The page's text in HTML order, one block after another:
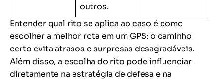
outros.
Entender qual rito se aplica ao caso é como
escolher a melhor rota em um GPS: o caminho
certo evita atrasos e surpresas desagradáveis.
Além disso, a escolha do rito pode influenciar
diretamente na estratégia de defesa e na